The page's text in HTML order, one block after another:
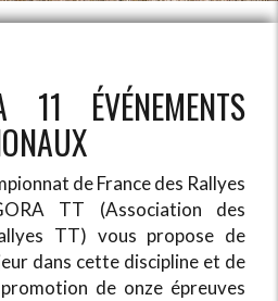
11 ÉVÉNEMENTS
de France des Rallyes
TT (Association des
TT) vous propose de
dans cette discipline et de
de onze épreuves